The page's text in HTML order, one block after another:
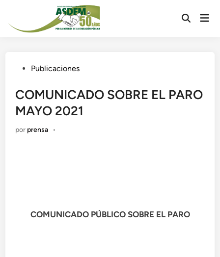
Publicaciones
COMUNICADO SOBRE EL PARO
MAYO 2021
por prensa •
COMUNICADO PÚBLICO SOBRE EL PARO